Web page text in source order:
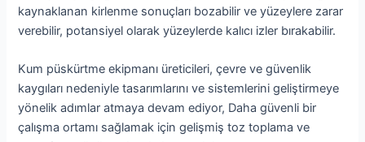
kaynaklanan kirlenme sonuçları bozabilir ve yüzeylere zarar
verebilir, potansiyel olarak yüzeylerde kalıcı izler bırakabilir.
Kum püskürtme ekipmanı üreticileri, çevre ve güvenlik
kaygıları nedeniyle tasarımlarını ve sistemlerini geliştirmeye
yönelik adımlar atmaya devam ediyor, Daha güvenli bir
çalışma ortamı sağlamak için gelişmiş toz toplama ve